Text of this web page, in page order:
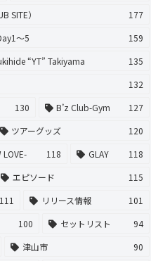
SITE）
177
〜5
159
“YT” Takiyama
135
132
130 B’z Club-Gym
127
ツアーグッズ
120
118 GLAY
118
エピソード
115
111 リリース情報
101
100 セットリスト
94
津山市
90